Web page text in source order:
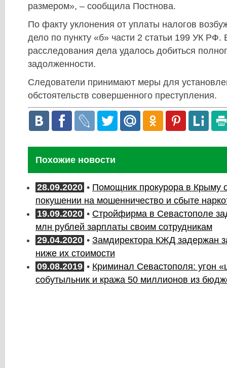
размером», – сообщила Постнова.
По факту уклонения от уплаты налогов
дело по пункту «б» части 2 статьи 199 УК РФ.
расследования дела удалось добиться
задолженности.
Следователи принимают меры для
обстоятельств совершенного преступления.
Похожие новости
28.09.2020 • Помощник прокурора в Крыму
покушении на мошенничество и сбыте
19.09.2020 • Стройфирма в Севастополе
млн рублей зарплаты своим сотрудникам
29.04.2020 • Замдиректора КЖД задержан
ниже их стоимости
09.08.2019 • Криминал Севастополя: угон
собутыльник и кража 50 миллионов из